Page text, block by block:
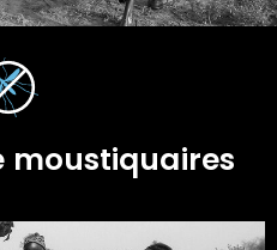
moustiquaires